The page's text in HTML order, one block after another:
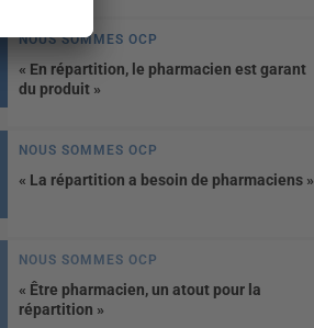
NOUS SOMMES OCP
« En répartition, le pharmacien est garant
du produit »
NOUS SOMMES OCP
« La répartition a besoin de pharmaciens »
NOUS SOMMES OCP
« Être pharmacien, un atout pour la
répartition »